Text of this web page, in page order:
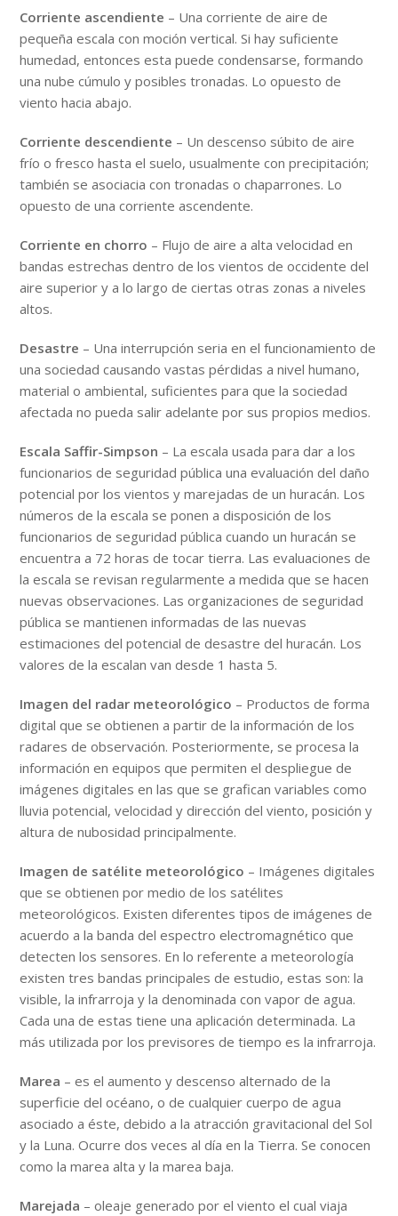
Corriente ascendiente – Una corriente de aire de
pequeña escala con moción vertical. Si hay suficiente
humedad, entonces esta puede condensarse, formando
una nube cúmulo y posibles tronadas. Lo opuesto de
viento hacia abajo.
Corriente descendiente – Un descenso súbito de aire
frío o fresco hasta el suelo, usualmente con precipitación;
también se asociacia con tronadas o chaparrones. Lo
opuesto de una corriente ascendente.
Corriente en chorro – Flujo de aire a alta velocidad en
bandas estrechas dentro de los vientos de occidente del
aire superior y a lo largo de ciertas otras zonas a niveles
altos.
Desastre – Una interrupción seria en el funcionamiento de
una sociedad causando vastas pérdidas a nivel humano,
material o ambiental, suficientes para que la sociedad
afectada no pueda salir adelante por sus propios medios.
Escala Saffir-Simpson – La escala usada para dar a los
funcionarios de seguridad pública una evaluación del daño
potencial por los vientos y marejadas de un huracán. Los
números de la escala se ponen a disposición de los
funcionarios de seguridad pública cuando un huracán se
encuentra a 72 horas de tocar tierra. Las evaluaciones de
la escala se revisan regularmente a medida que se hacen
nuevas observaciones. Las organizaciones de seguridad
pública se mantienen informadas de las nuevas
estimaciones del potencial de desastre del huracán. Los
valores de la escalan van desde 1 hasta 5.
Imagen del radar meteorológico – Productos de forma
digital que se obtienen a partir de la información de los
radares de observación. Posteriormente, se procesa la
información en equipos que permiten el despliegue de
imágenes digitales en las que se grafican variables como
lluvia potencial, velocidad y dirección del viento, posición y
altura de nubosidad principalmente.
Imagen de satélite meteorológico – Imágenes digitales
que se obtienen por medio de los satélites
meteorológicos. Existen diferentes tipos de imágenes de
acuerdo a la banda del espectro electromagnético que
detecten los sensores. En lo referente a meteorología
existen tres bandas principales de estudio, estas son: la
visible, la infrarroja y la denominada con vapor de agua.
Cada una de estas tiene una aplicación determinada. La
más utilizada por los previsores de tiempo es la infrarroja.
Marea – es el aumento y descenso alternado de la
superficie del océano, o de cualquier cuerpo de agua
asociado a éste, debido a la atracción gravitacional del Sol
y la Luna. Ocurre dos veces al día en la Tierra. Se conocen
como la marea alta y la marea baja.
Marejada – oleaje generado por el viento el cual viaja